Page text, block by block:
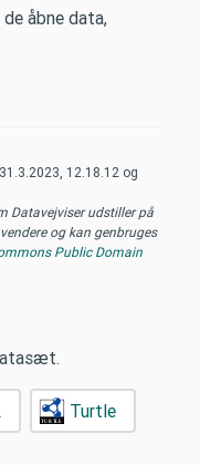
åbne data,
31.3.2023, 12.18.12 og
Datavejviser udstiller på
og kan genbruges
Public Domain
Turtle